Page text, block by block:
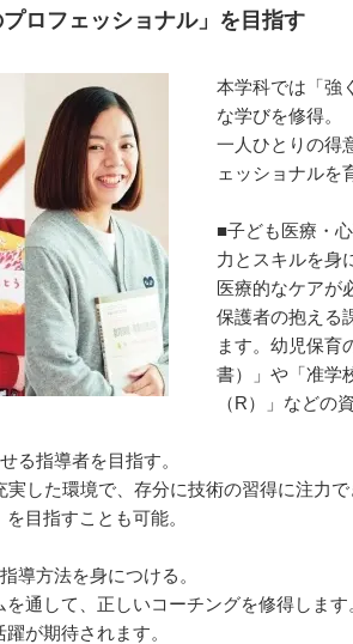
ロフェッショナル」を目指す
本学科では「強
な学びを修得。
一人ひとりの得
ェッショナルを
■子ども医療・
力とスキルを身
医療的なケアが
保護者の抱える
ます。幼児保育
書）」や「准学
（R）」などの
る指導者を目指す。
した環境で、存分に技術の習得に注力
目指すことも可能。
導方法を身につける。
通して、正しいコーチングを修得しま
が期待されます。